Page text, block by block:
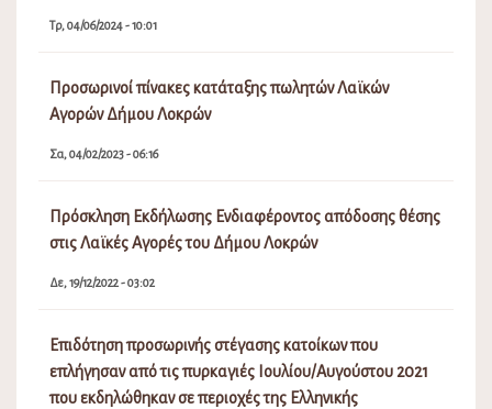
Τρ, 04/06/2024 - 10:01
Προσωρινοί πίνακες κατάταξης πωλητών Λαϊκών
Αγορών Δήμου Λοκρών
Σα, 04/02/2023 - 06:16
Πρόσκληση Εκδήλωσης Ενδιαφέροντος απόδοσης θέσης
στις Λαϊκές Αγορές του Δήμου Λοκρών
Δε, 19/12/2022 - 03:02
Επιδότηση προσωρινής στέγασης κατοίκων που
επλήγησαν από τις πυρκαγιές Ιουλίου/Αυγούστου 2021
που εκδηλώθηκαν σε περιοχές της Ελληνικής